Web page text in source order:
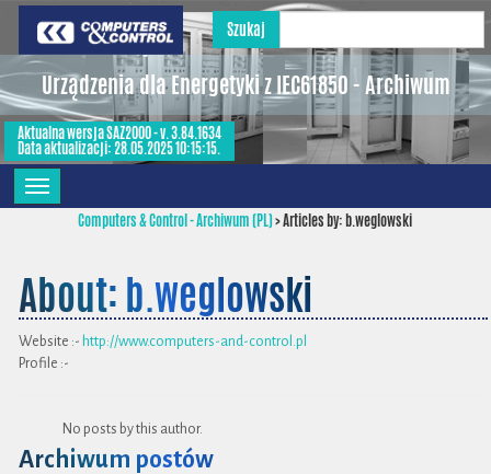
Szukaj
Urządzenia dla Energetyki z IEC61850 - Archiwum
Aktualna wersja SAZ2000 - v. 3.84.1634
Data aktualizacji: 28.05.2025 10:15:15.
Computers & Control - Archiwum (PL)>Articles by: b.weglowski
About: b.weglowski
Website :- http://www.computers-and-control.pl
Profile :-
No posts by this author.
Archiwum postów